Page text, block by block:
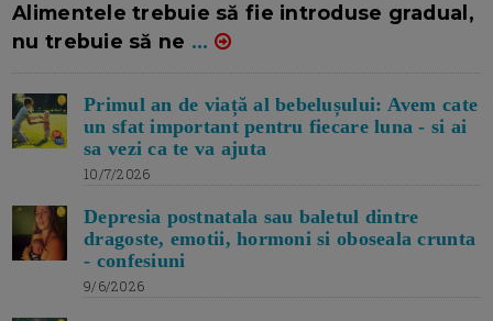
Alimentele trebuie să fie introduse gradual,
nu trebuie să ne ...
Primul an de viață al bebelușului: Avem cate
un sfat important pentru fiecare luna - si ai
sa vezi ca te va ajuta
10/7/2026
Depresia postnatala sau baletul dintre
dragoste, emotii, hormoni si oboseala crunta
- confesiuni
9/6/2026